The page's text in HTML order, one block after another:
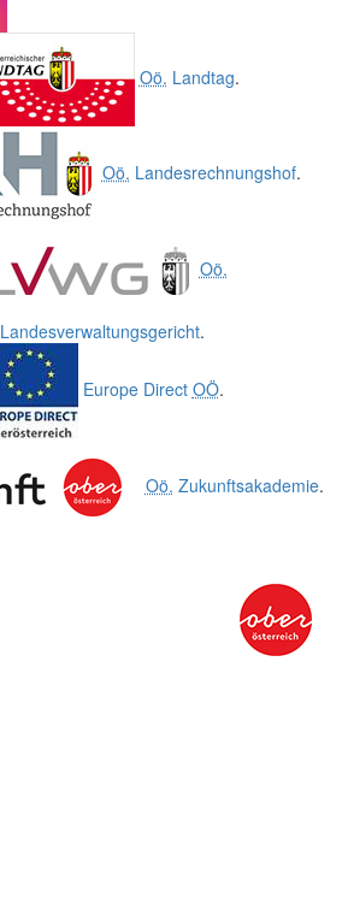
Oö. Landtag.
Oö. Landesrechnungshof.
Oö.
Landesverwaltungsgericht.
Europe Direct OÖ.
Oö. Zukunftsakademie.